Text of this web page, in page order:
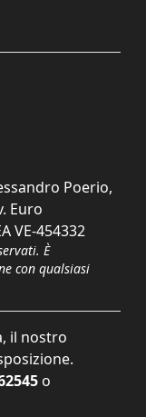
Poerio,
Euro
VE-454332
È
con qualsiasi
il nostro
o